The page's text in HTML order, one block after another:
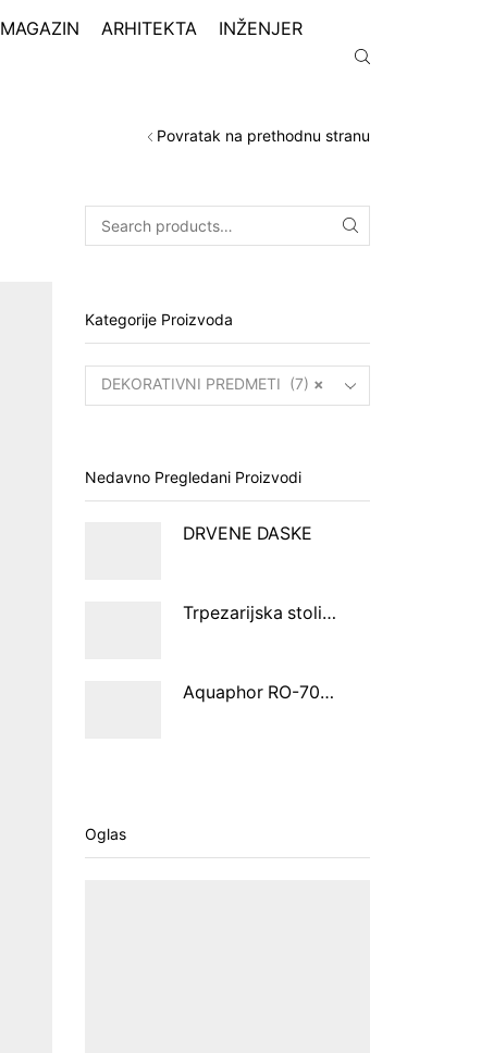
MAGAZIN ARHITEKTA INŽENJER
Povratak na prethodnu stranu
Kategorije Proizvoda
×
DEKORATIVNI PREDMETI (7)
Nedavno Pregledani Proizvodi
DRVENE DASKE
Trpezarijska stolica CHARSFIELD
Aquaphor RO-70S sistem na bazi reverzibilne osmoze
Oglas